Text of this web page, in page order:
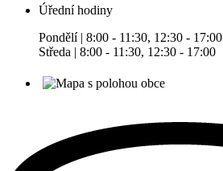
Úřední hodiny
Pondělí | 8:00 - 11:30, 12:30 - 17:00
Středa | 8:00 - 11:30, 12:30 - 17:00